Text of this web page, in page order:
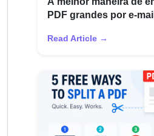
PDF grandes por e-
Read Article →